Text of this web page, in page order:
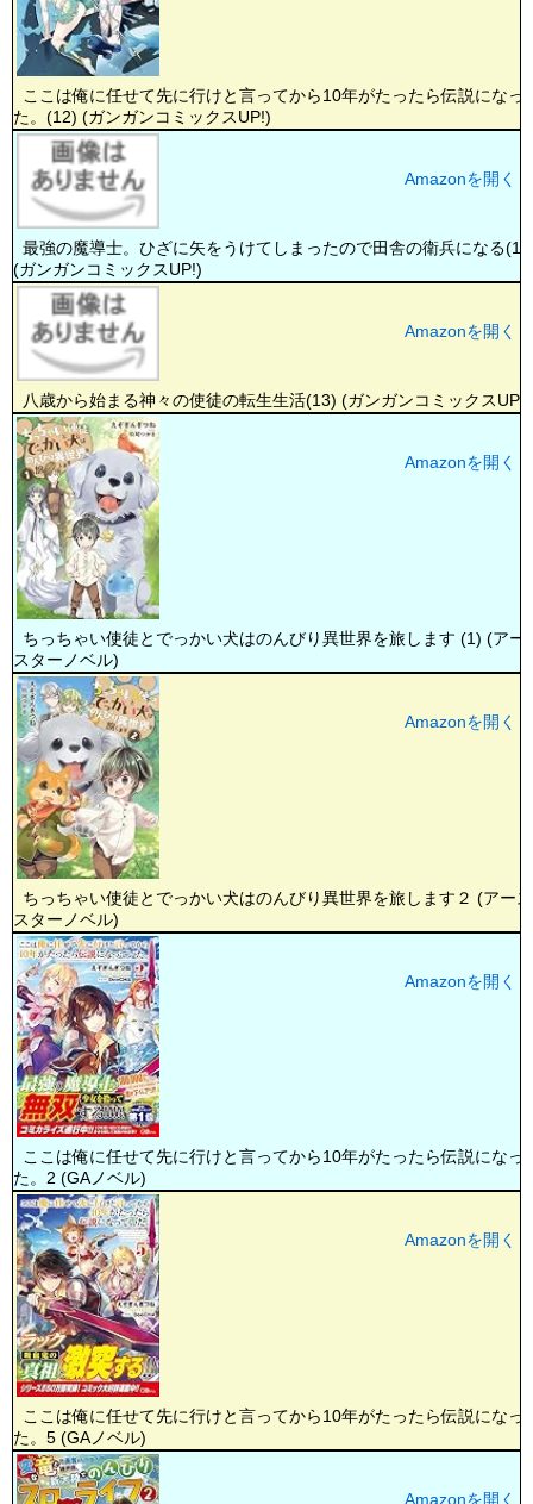
ここは俺に任せて先に行けと言ってから10年がたったら伝説になっ
た。(12) (ガンガンコミックスUP!)
最強の魔導士。ひざに矢をうけてしまったので田舎の衛兵になる
(ガンガンコミックスUP!)
Amazonを開く
八歳から始まる神々の使徒の転生生活(13) (ガンガンコミックスUP!)
Amazonを開く
ちっちゃい使徒とでっかい犬はのんびり異世界を旅します (1) (アー
スターノベル)
Amazonを開く
ちっちゃい使徒とでっかい犬はのんびり異世界を旅します２ (アー
スターノベル)
Amazonを開く
ここは俺に任せて先に行けと言ってから10年がたったら伝説になっ
た。2 (GAノベル)
Amazonを開く
ここは俺に任せて先に行けと言ってから10年がたったら伝説になっ
た。5 (GAノベル)
Amazonを開く
Amazonを開く